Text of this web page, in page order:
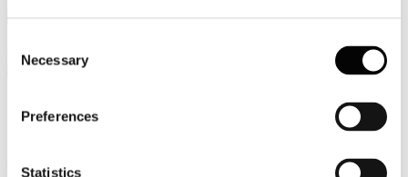
Selection
Necessary
Preferences
Statistics
Cerca...